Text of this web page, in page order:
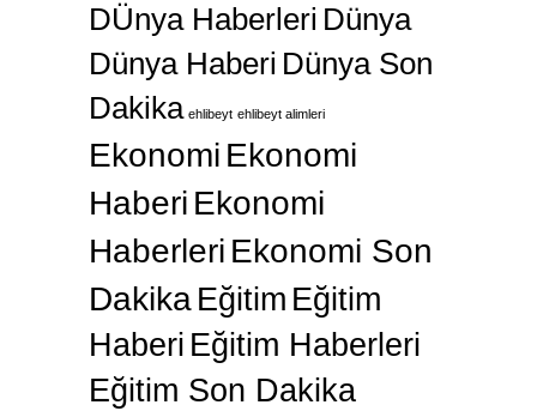
DÜnya Haberleri Dünya
Dünya Haberi Dünya Son
Dakika ehlibeyt ehlibeyt alimleri
Ekonomi Ekonomi
Haberi Ekonomi
Haberleri Ekonomi Son
Dakika Eğitim Eğitim
Haberi Eğitim Haberleri
Eğitim Son Dakika